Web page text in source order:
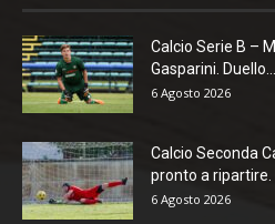
Calcio Serie B –
Gasparini. Duello...
6 Agosto 2026
Calcio Seconda
pronto a ripartire.
6 Agosto 2026